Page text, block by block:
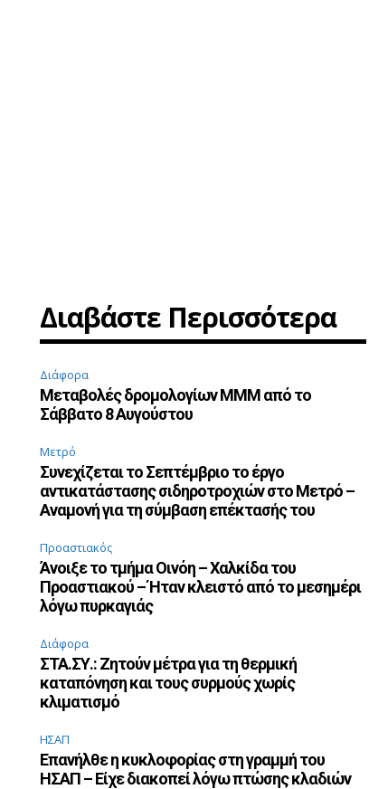
Διαβάστε Περισσότερα
Διάφορα
Μεταβολές δρομολογίων ΜΜΜ από το
Σάββατο 8 Αυγούστου
Μετρό
Συνεχίζεται το Σεπτέμβριο το έργο
αντικατάστασης σιδηροτροχιών στο Μετρό –
Αναμονή για τη σύμβαση επέκτασής του
Προαστιακός
Άνοιξε το τμήμα Οινόη – Χαλκίδα του
Προαστιακού – Ήταν κλειστό από το μεσημέρι
λόγω πυρκαγιάς
Διάφορα
ΣΤΑ.ΣΥ.: Ζητούν μέτρα για τη θερμική
καταπόνηση και τους συρμούς χωρίς
κλιματισμό
ΗΣΑΠ
Επανήλθε η κυκλοφορίας στη γραμμή του
ΗΣΑΠ – Είχε διακοπεί λόγω πτώσης κλαδιών